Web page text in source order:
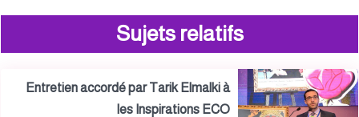
Sujets relatifs
Entretien accordé par Tarik Elmalki à
les Inspirations ECO